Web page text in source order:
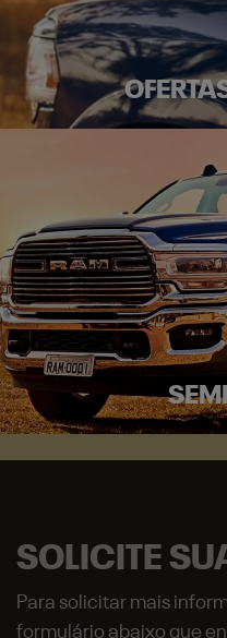
SOLICITE
Para solicitar mais
formulário abaixo que